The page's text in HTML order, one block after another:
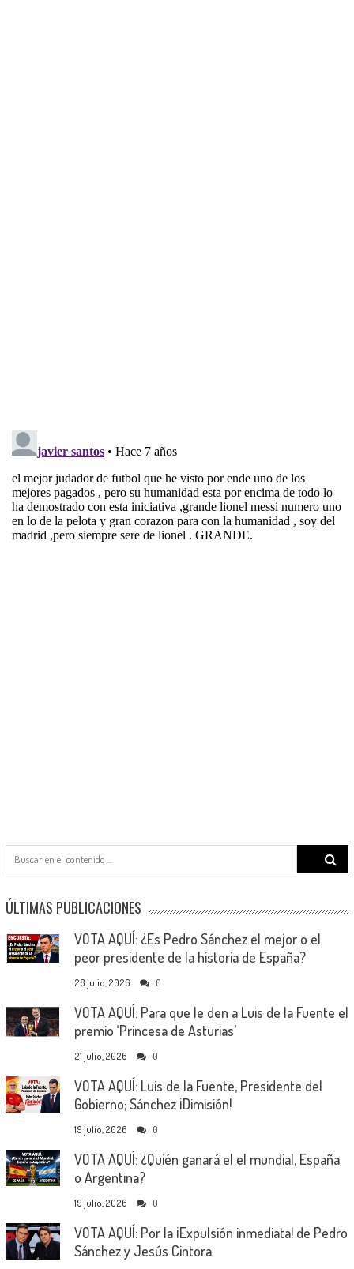
Search
ÚLTIMAS PUBLICACIONES
VOTA AQUÍ: ¿Es Pedro Sánchez el mejor o el
peor presidente de la historia de España?
28 julio, 2026 0
VOTA AQUÍ: Para que le den a Luis de la Fuente el
premio ‘Princesa de Asturias’
21 julio, 2026 0
VOTA AQUÍ: Luis de la Fuente, Presidente del
Gobierno; Sánchez ¡Dimisión!
19 julio, 2026 0
VOTA AQUÍ: ¿Quién ganará el el mundial, España
o Argentina?
19 julio, 2026 0
VOTA AQUÍ: Por la ¡Expulsión inmediata! de Pedro
Sánchez y Jesús Cintora